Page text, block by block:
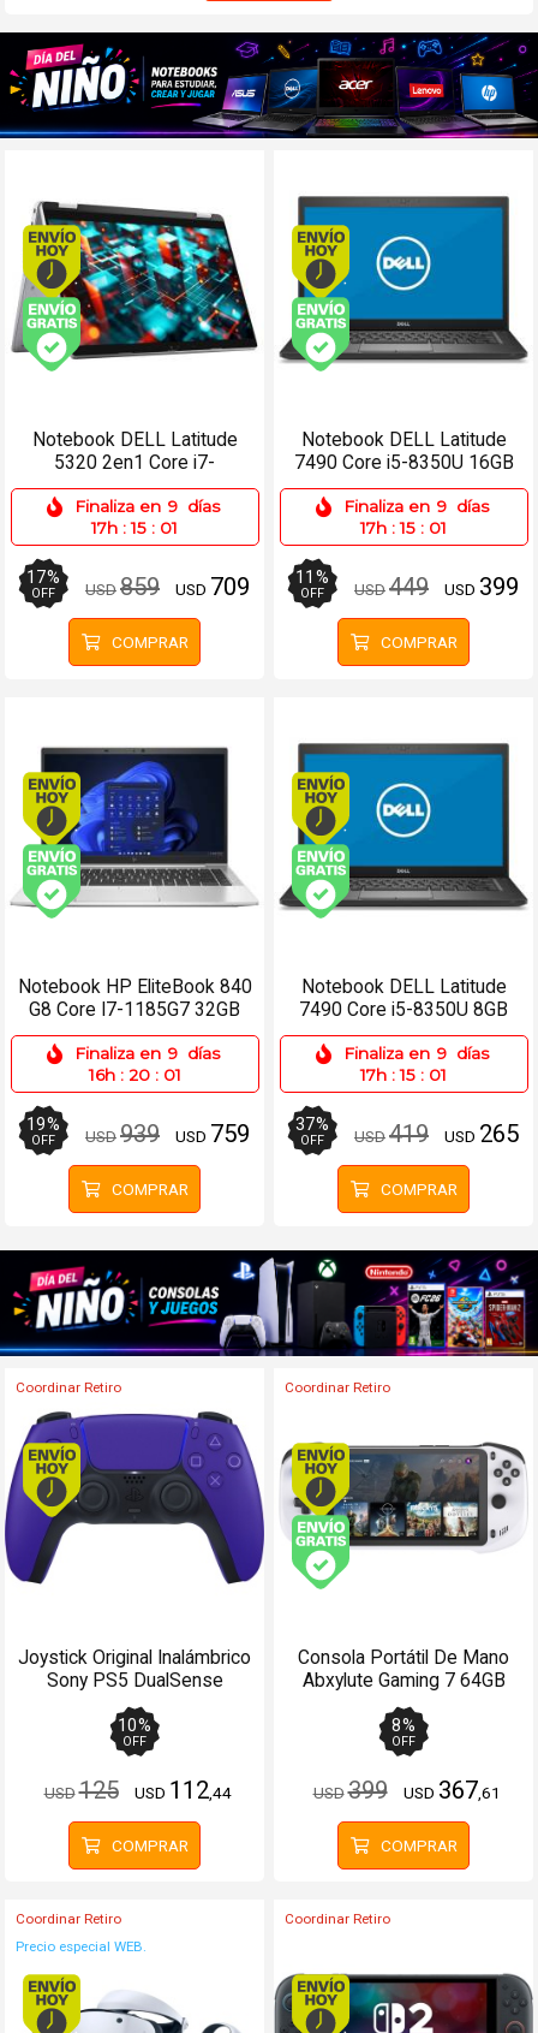
Envío hoy. Comprando antes de 13Hs.
Envío gratis (Ver Envíos y Pagos)
Notebook DELL Latitude
5320 2en1 Core i7-
11850G7 32GB 512SSD
13.3 Táctil
Finaliza en 9 días
17h : 15 : 01
17%
OFF USD859 USD 709
COMPRAR
Envío hoy.
Envío gratis (Ver
Notebook DELL Latitude
7490 Core i5-8350U 16GB
256SSD 14 Táctil
Finaliza en 9 días
17h : 15 : 01
11 %
OFF USD449 USD 399
COMPRAR
Envío hoy. Comprando antes de 13Hs.
Envío gratis (Ver Envíos y Pagos)
Notebook HP EliteBook 840
G8 Core I7-1185G7 32GB
512SSD 14 Win 11 Pro
Finaliza en 9 días
16h : 20 : 01
19%
OFF USD939 USD 759
COMPRAR
Envío hoy.
Envío gratis (Ver
Notebook DELL Latitude
7490 Core i5-8350U 8GB
256SSD 14 Táctil
Finaliza en 9 días
17h : 15 : 01
37%
OFF USD419 USD 265
COMPRAR
Coordinar Retiro
Envío hoy. Comprando antes de 13Hs.
Joystick Original Inalámbrico
Sony PS5 DualSense
Morado
10%
OFF
USD125 USD 112,44
COMPRAR
Coordinar Retiro
Envío hoy.
Consola Portátil De Mano
Abxylute Gaming 7 64GB
Android 12
8%
OFF
USD399 USD 367 ,61
COMPRAR
Coordinar Retiro
Precio especial WEB.
Envío hoy. Comprando antes de 13Hs.
Coordinar Retiro
Envío hoy.